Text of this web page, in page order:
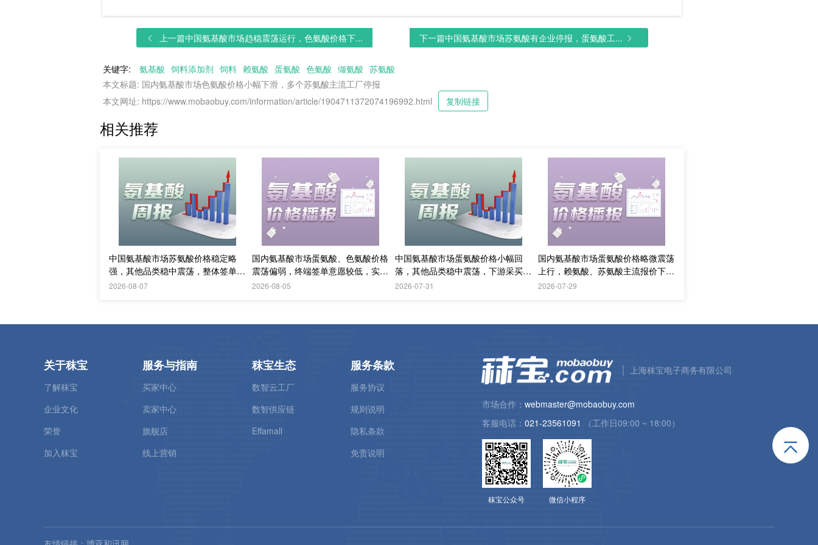
上一篇中国氨基酸市场趋稳震荡运行，色氨酸价格下... 下一篇中国氨基酸市场苏氨酸有企业停报，蛋氨酸工...
关键字: 氨基酸 饲料添加剂 饲料 赖氨酸 蛋氨酸 色氨酸 缬氨酸 苏氨酸
本文标题: 国内氨基酸市场色氨酸价格小幅下滑，多个苏氨酸主流工厂停报
本文网址: https://www.mobaobuy.com/information/article/1904711372074196992.html
复制链接
相关推荐
中国氨基酸市场苏氨酸价格稳定略
强，其他品类稳中震荡，整体签单清
淡；欧洲物流成本进一步上升
2026-08-07
国内氨基酸市场蛋氨酸、色氨酸价格
震荡偏弱，终端签单意愿较低，实单
议价成交
2026-08-05
中国氨基酸市场蛋氨酸价格小幅回
落，其他品类稳中震荡，下游采买需
求持续偏弱；欧洲采购情绪更加谨慎
2026-07-31
国内氨基酸市场蛋氨酸价格略微震荡
上行，赖氨酸、苏氨酸主流报价下
调，实际购销偏淡
2026-07-29
关于秣宝
了解秣宝
企业文化
荣誉
加入秣宝
服务与指南
买家中心
卖家中心
旗舰店
线上营销
秣宝生态
数智云工厂
数智供应链
Effamall
服务条款
服务协议
规则说明
隐私条款
免责说明
上海秣宝电子商务有限公司
市场合作： webmaster@mobaobuy.com
客服电话： 021-23561091 （工作日09:00 ~ 18:00）
秣宝公众号 微信小程序